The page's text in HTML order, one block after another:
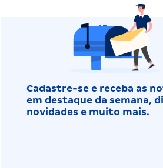
Cadastre-se e receba as
em destaque da semana,
novidades e muito mais.